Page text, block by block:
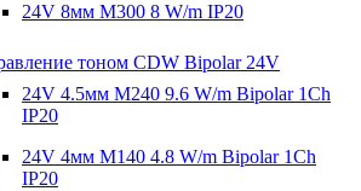
24V 8мм M300 8 W/m IP20
тоном CDW Bipolar 24V
24V 4.5мм M240 9.6 W/m Bipolar 1Ch
IP20
24V 4мм M140 4.8 W/m Bipolar 1Ch
IP20